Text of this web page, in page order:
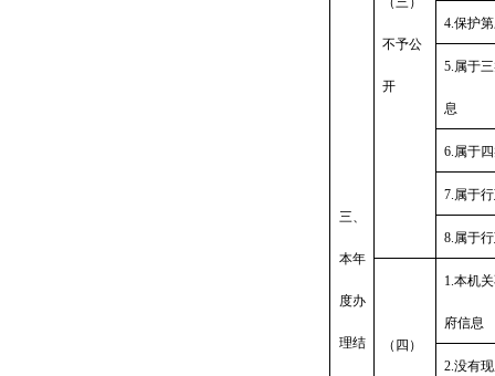
三、
本年
度办
理结
不予公
开
4.保护
5.属于
息
6.属于
7.属于
8.属于
（四）
1.本机
府信息
2.没有